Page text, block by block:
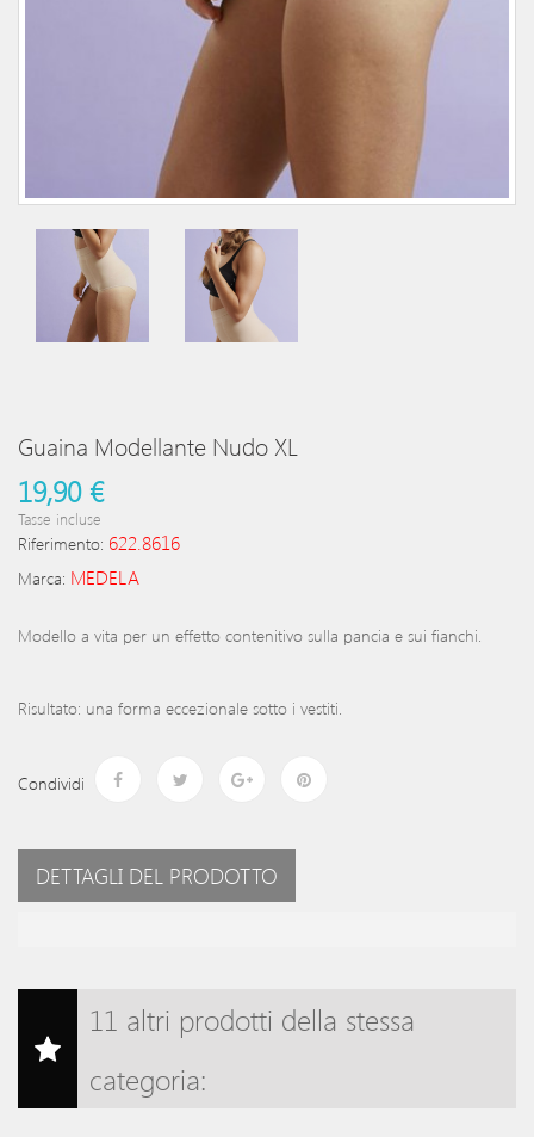
Guaina Modellante Nudo XL
19,90 €
Tasse incluse
Riferimento: 622.8616
Marca: MEDELA
Modello a vita per un effetto contenitivo sulla pancia e sui fianchi.
Risultato: una forma eccezionale sotto i vestiti.
Condividi
DETTAGLI DEL PRODOTTO
11 altri prodotti della stessa
categoria: